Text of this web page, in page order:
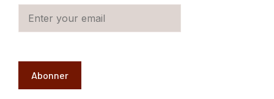
Abonner